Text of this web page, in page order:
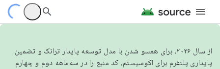
از سال ۲۰۲۶، برای همسو شدن با مدل توسعه پایدار ترانک و تضمین
پایداری پلتفرم برای اکوسیستم، کد منبع را در سه‌ماهه دوم و چهارم